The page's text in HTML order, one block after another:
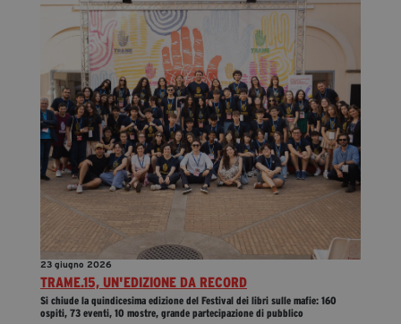
23 giugno 2026
TRAME.15, UN'EDIZIONE DA RECORD
Si chiude la quindicesima edizione del Festival dei libri sulle mafie: 160
ospiti, 73 eventi, 10 mostre, grande partecipazione di pubblico